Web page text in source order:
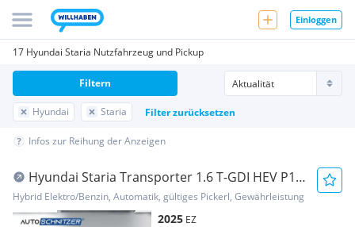
Einloggen
17 Hyundai Staria Nutzfahrzeug und Pickup
Hyundai Staria Filter zurücksetzen
Filtern
Infos zur Reihung der Anzeigen
Hyundai Staria Transporter 1.6 T-GDI HEV P1,
P2, P3, O1 Transporter / Kastenwagen
Hybrid Elektro/Benzin, Automatik, gültiges Pickerl, Gewährleistung
2025 EZ